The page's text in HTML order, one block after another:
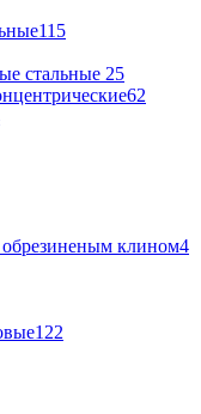
115
стальные 25
62
клином4
122